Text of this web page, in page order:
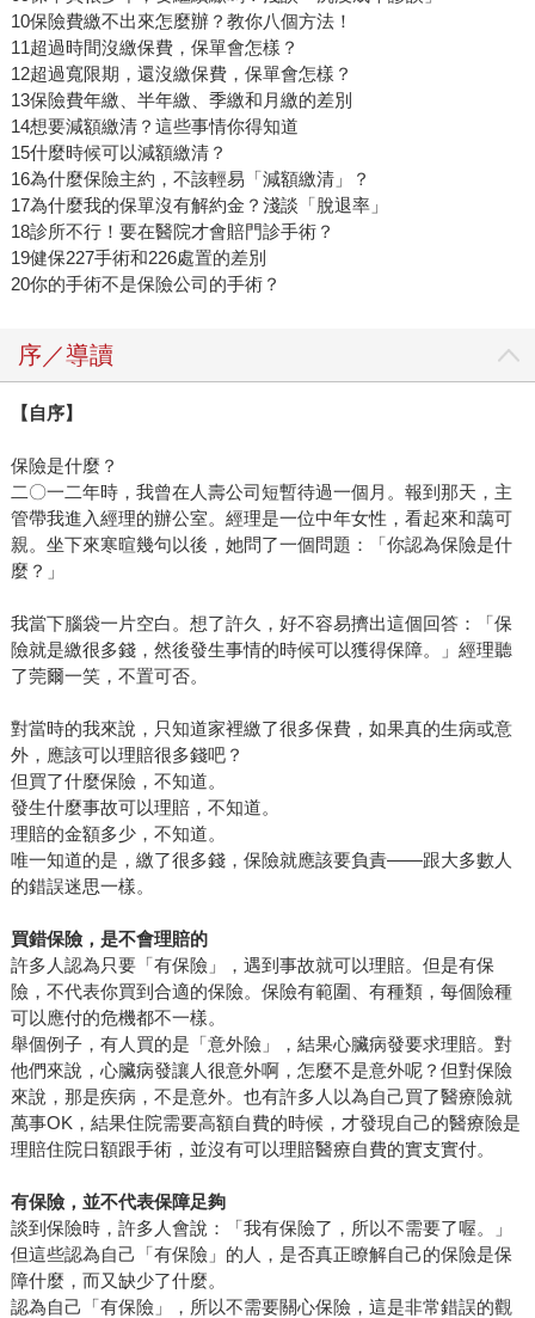
10保險費繳不出來怎麼辦？教你八個方法！
11超過時間沒繳保費，保單會怎樣？
12超過寬限期，還沒繳保費，保單會怎樣？
13保險費年繳、半年繳、季繳和月繳的差別
14想要減額繳清？這些事情你得知道
15什麼時候可以減額繳清？
16為什麼保險主約，不該輕易「減額繳清」？
17為什麼我的保單沒有解約金？淺談「脫退率」
18診所不行！要在醫院才會賠門診手術？
19健保227手術和226處置的差別
20你的手術不是保險公司的手術？
序／導讀
【自序】
保險是什麼？
二〇一二年時，我曾在人壽公司短暫待過一個月。報到那天，主
管帶我進入經理的辦公室。經理是一位中年女性，看起來和藹可
親。坐下來寒暄幾句以後，她問了一個問題：「你認為保險是什
麼？」
我當下腦袋一片空白。想了許久，好不容易擠出這個回答：「保
險就是繳很多錢，然後發生事情的時候可以獲得保障。」經理聽
了莞爾一笑，不置可否。
對當時的我來說，只知道家裡繳了很多保費，如果真的生病或意
外，應該可以理賠很多錢吧？
但買了什麼保險，不知道。
發生什麼事故可以理賠，不知道。
理賠的金額多少，不知道。
唯一知道的是，繳了很多錢，保險就應該要負責——跟大多數人
的錯誤迷思一樣。
買錯保險，是不會理賠的
許多人認為只要「有保險」，遇到事故就可以理賠。但是有保
險，不代表你買到合適的保險。保險有範圍、有種類，每個險種
可以應付的危機都不一樣。
舉個例子，有人買的是「意外險」，結果心臟病發要求理賠。對
他們來說，心臟病發讓人很意外啊，怎麼不是意外呢？但對保險
來說，那是疾病，不是意外。也有許多人以為自己買了醫療險就
萬事OK，結果住院需要高額自費的時候，才發現自己的醫療險是
理賠住院日額跟手術，並沒有可以理賠醫療自費的實支實付。
有保險，並不代表保障足夠
談到保險時，許多人會說：「我有保險了，所以不需要了喔。」
但這些認為自己「有保險」的人，是否真正瞭解自己的保險是保
障什麼，而又缺少了什麼。
認為自己「有保險」，所以不需要關心保險，這是非常錯誤的觀